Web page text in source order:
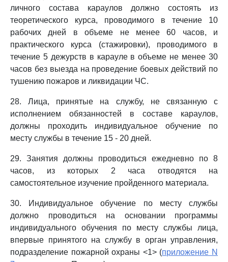
личного состава караулов должно состоять из
теоретического курса, проводимого в течение 10
рабочих дней в объеме не менее 60 часов, и
практического курса (стажировки), проводимого в
течение 5 дежурств в карауле в объеме не менее 30
часов без выезда на проведение боевых действий по
тушению пожаров и ликвидации ЧС.
28. Лица, принятые на службу, не связанную с
исполнением обязанностей в составе караулов,
должны проходить индивидуальное обучение по
месту службы в течение 15 - 20 дней.
29. Занятия должны проводиться ежедневно по 8
часов, из которых 2 часа отводятся на
самостоятельное изучение пройденного материала.
30. Индивидуальное обучение по месту службы
должно проводиться на основании программы
индивидуального обучения по месту службы лица,
впервые принятого на службу в орган управления,
подразделение пожарной охраны <1> (приложение N